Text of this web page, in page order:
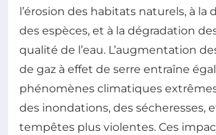
l’érosion des habitats naturels, à la
des espèces, et à la dégradation
qualité de l’eau. L’augmentation
de gaz à effet de serre entraîne
phénomènes climatiques
des inondations, des sécheresses,
tempêtes plus violentes. Ces